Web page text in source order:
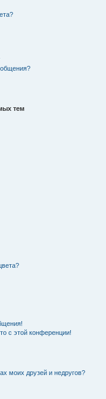
тем
с этой конференции!
моих друзей и недругов?